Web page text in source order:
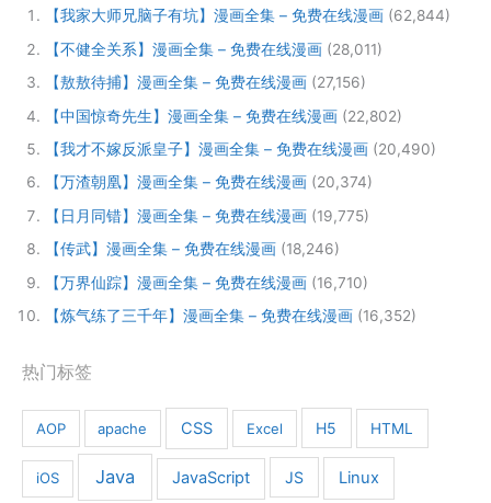
【我家大师兄脑子有坑】漫画全集 – 免费在线漫画 (62,844)
【不健全关系】漫画全集 – 免费在线漫画 (28,011)
【敖敖待捕】漫画全集 – 免费在线漫画 (27,156)
【中国惊奇先生】漫画全集 – 免费在线漫画 (22,802)
【我才不嫁反派皇子】漫画全集 – 免费在线漫画 (20,490)
【万渣朝凰】漫画全集 – 免费在线漫画 (20,374)
【日月同错】漫画全集 – 免费在线漫画 (19,775)
【传武】漫画全集 – 免费在线漫画 (18,246)
【万界仙踪】漫画全集 – 免费在线漫画 (16,710)
【炼气练了三千年】漫画全集 – 免费在线漫画 (16,352)
热门标签
AOP apache CSS Excel H5 HTML
iOS Java JavaScript JS Linux